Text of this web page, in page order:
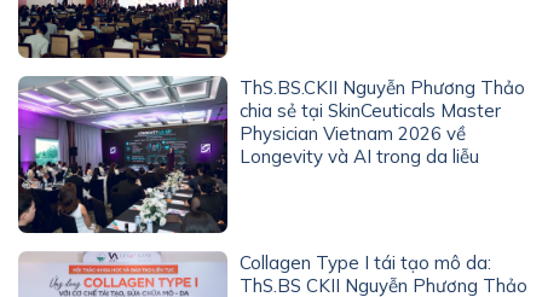
ThS.BS.CKII Nguyễn Phương Thảo
chia sẻ tại SkinCeuticals Master
Physician Vietnam 2026 về
Longevity và AI trong da liễu
Collagen Type I tái tạo mô da:
ThS.BS CKII Nguyễn Phương Thảo